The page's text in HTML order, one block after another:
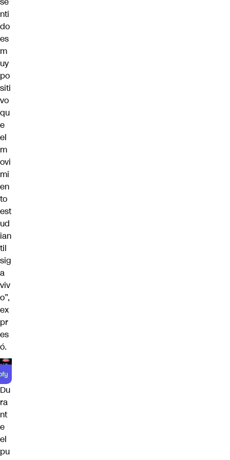
nti
do
es
m
uy
po
siti
vo
qu
e
el
m
ovi
mi
en
to
est
ud
ian
til
sig
a
viv
o”,
ex
pr
es
ó.
Du
ra
nt
e
el
pu